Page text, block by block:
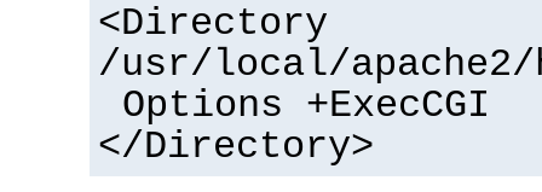
<Directory
/usr/local/apache2/
Options +ExecCGI
</Directory>